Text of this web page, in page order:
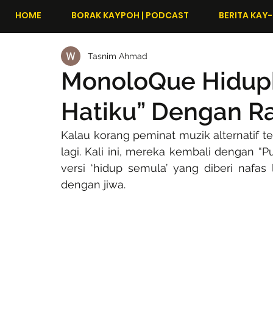
HOME BORAK KAYPOH | PODCAST BERITA
MonoloQue
Hatiku” Dengan
Tasnim Ahmad
Kalau korang peminat muzik alternatif
lagi. Kali ini, mereka kembali dengan
versi ‘hidup semula’ yang diberi
dengan jiwa.